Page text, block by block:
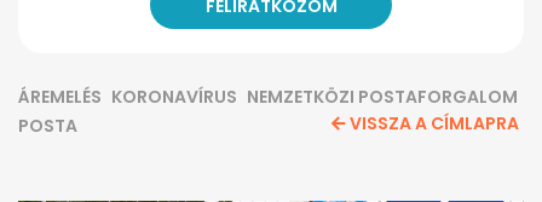
ÁREMELÉS KORONAVÍRUS NEMZETKÖZI POSTAFORGALOM
POSTA
VISSZA A CÍMLAPRA